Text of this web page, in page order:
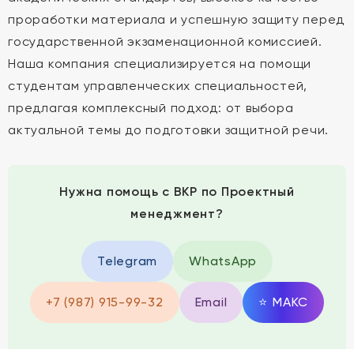
проработки материала и успешную защиту перед
государственной экзаменационной комиссией.
Наша компания специализируется на помощи
студентам управленческих специальностей,
предлагая комплексный подход: от выбора
актуальной темы до подготовки защитной речи.
Нужна помощь с ВКР по Проектный
менеджмент?
Telegram WhatsApp
+7 (987) 915-99-32 Email ⭐ MAКС